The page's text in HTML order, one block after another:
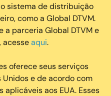
sistema de distribuição
como a Global DTVM.
a parceria Global DTVM e
acesseaqui.
oferece seus serviços
e de acordo com
aos EUA. Esses